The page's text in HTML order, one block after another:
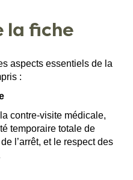
la fiche
aspects essentiels de la
:
contre-visite médicale,
temporaire totale de
l’arrêt, et le respect des